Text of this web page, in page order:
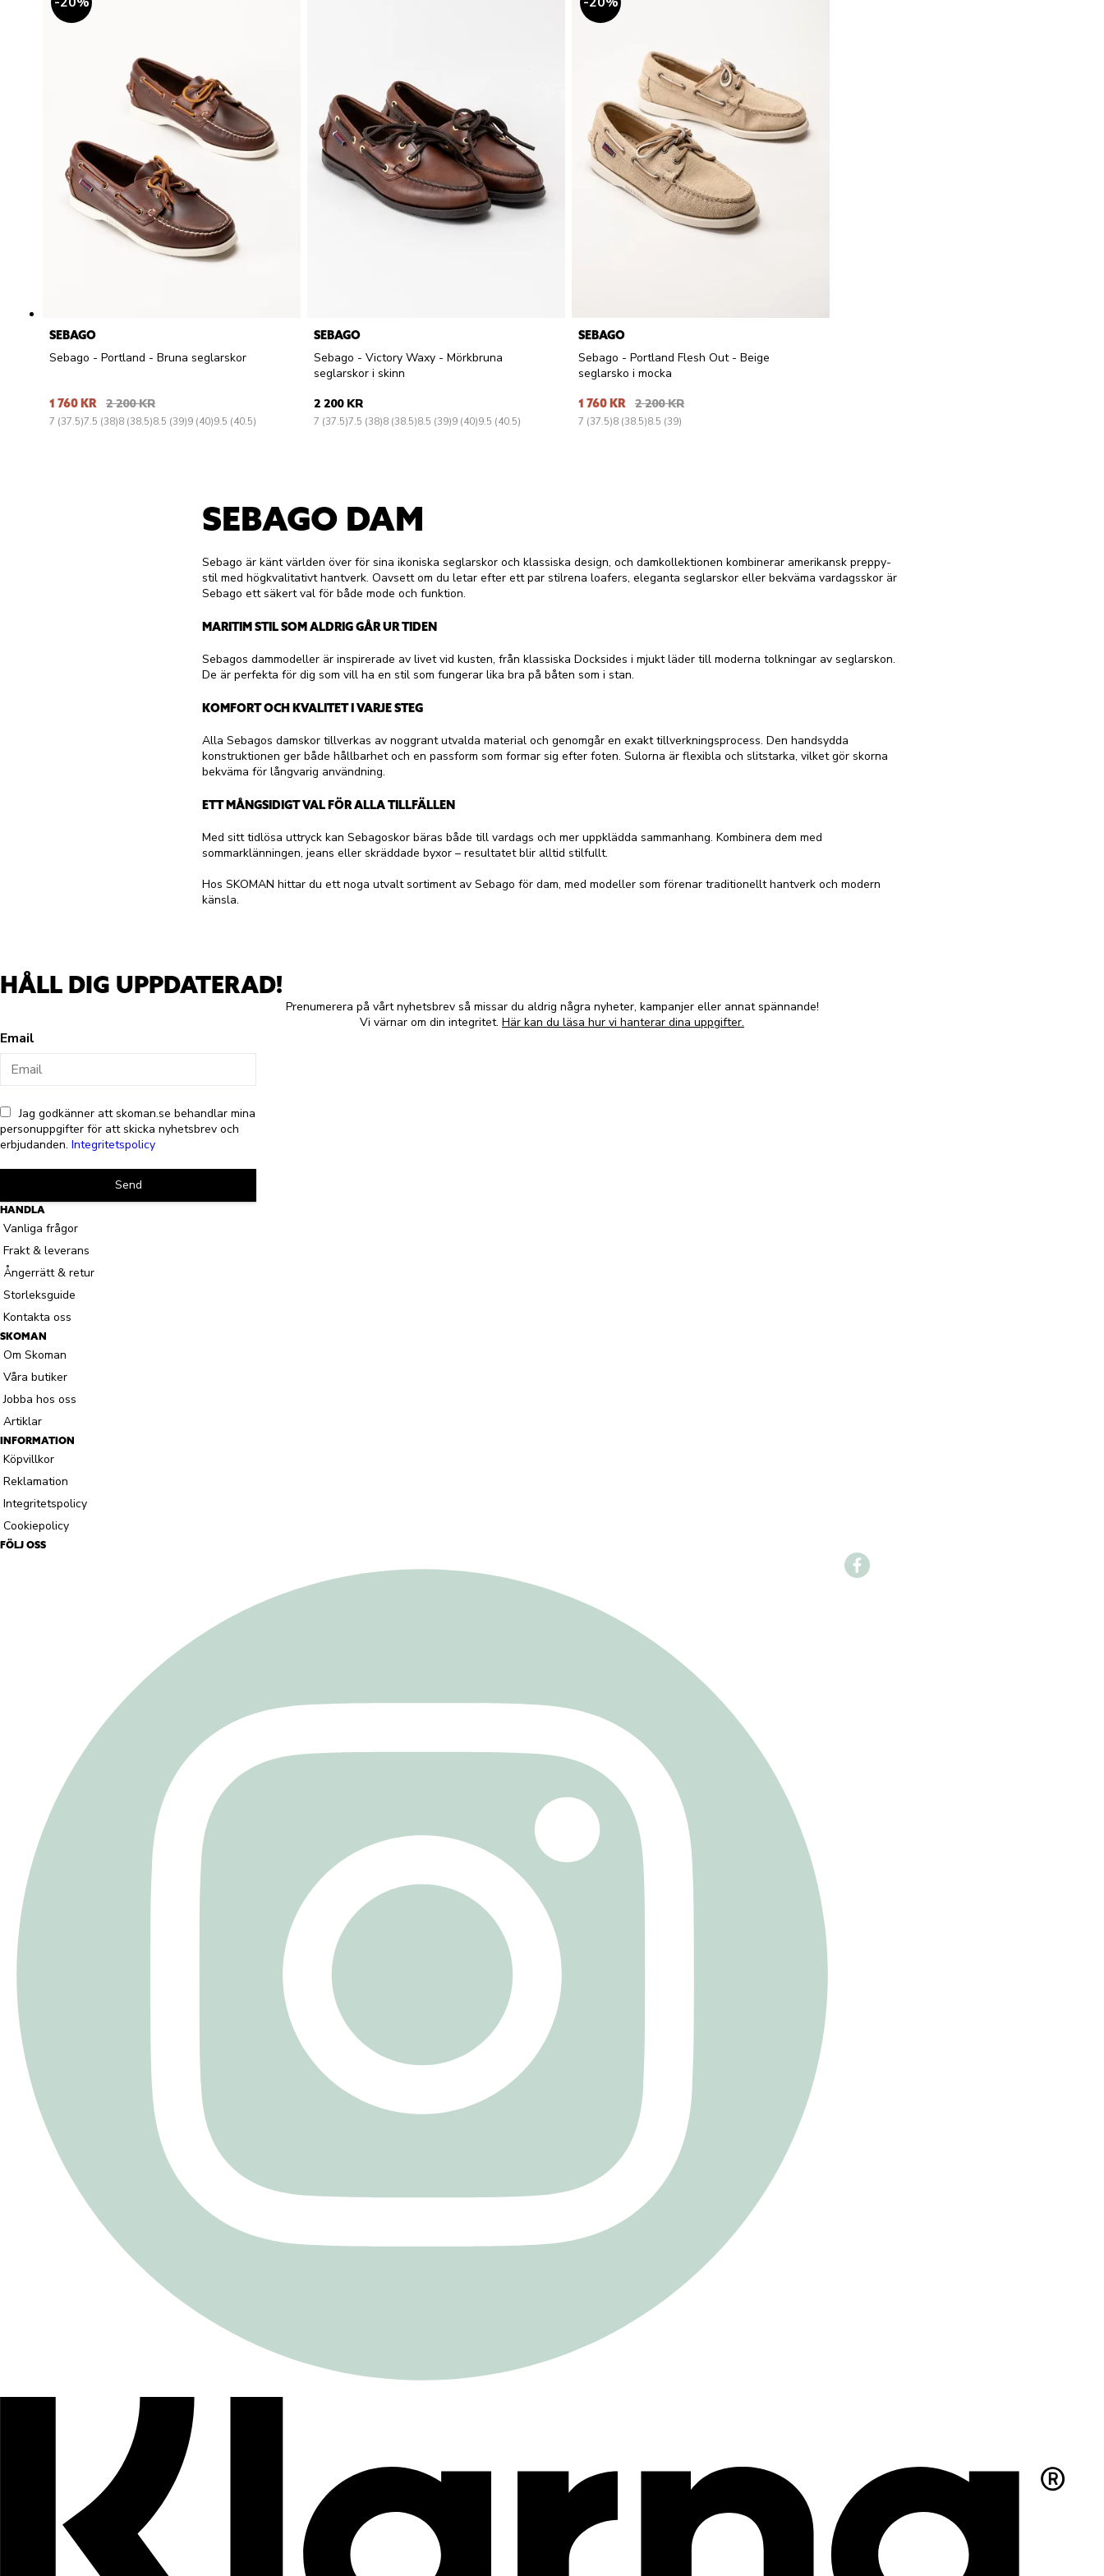
SEBAGO
Sebago - Portland - Bruna seglarskor
1 760 KR 2 200 KR
7 (37.5)7.5 (38)8 (38.5)8.5 (39)9 (40)9.5 (40.5)
SEBAGO
Sebago - Victory Waxy - Mörkbruna
seglarskor i skinn
2 200 KR
7 (37.5)7.5 (38)8 (38.5)8.5 (39)9 (40)9.5 (40.5)
SEBAGO
Sebago - Portland Flesh Out - Beige
seglarsko i mocka
1 760 KR 2 200 KR
7 (37.5)8 (38.5)8.5 (39)
SEBAGO DAM
Sebago är känt världen över för sina ikoniska seglarskor och klassiska design, och damkollektionen kombinerar amerikansk preppy-
stil med högkvalitativt hantverk. Oavsett om du letar efter ett par stilrena loafers, eleganta seglarskor eller bekväma vardagsskor är
Sebago ett säkert val för både mode och funktion.
MARITIM STIL SOM ALDRIG GÅR UR TIDEN
Sebagos dammodeller är inspirerade av livet vid kusten, från klassiska Docksides i mjukt läder till moderna tolkningar av seglarskon.
De är perfekta för dig som vill ha en stil som fungerar lika bra på båten som i stan.
KOMFORT OCH KVALITET I VARJE STEG
Alla Sebagos damskor tillverkas av noggrant utvalda material och genomgår en exakt tillverkningsprocess. Den handsydda
konstruktionen ger både hållbarhet och en passform som formar sig efter foten. Sulorna är flexibla och slitstarka, vilket gör skorna
bekväma för långvarig användning.
ETT MÅNGSIDIGT VAL FÖR ALLA TILLFÄLLEN
Med sitt tidlösa uttryck kan Sebagoskor bäras både till vardags och mer uppklädda sammanhang. Kombinera dem med
sommarklänningen, jeans eller skräddade byxor – resultatet blir alltid stilfullt.
Hos SKOMAN hittar du ett noga utvalt sortiment av Sebago för dam, med modeller som förenar traditionellt hantverk och modern
känsla.
HÅLL DIG UPPDATERAD!
Prenumerera på vårt nyhetsbrev så missar du aldrig några nyheter, kampanjer eller annat spännande!
Vi värnar om din integritet. Här kan du läsa hur vi hanterar dina uppgifter.
Email
Jag godkänner att skoman.se behandlar mina
personuppgifter för att skicka nyhetsbrev och
erbjudanden. Integritetspolicy
Send
HANDLA
Vanliga frågor
Frakt & leverans
Ångerrätt & retur
Storleksguide
Kontakta oss
SKOMAN
Om Skoman
Våra butiker
Jobba hos oss
Artiklar
INFORMATION
Köpvillkor
Reklamation
Integritetspolicy
Cookiepolicy
FÖLJ OSS